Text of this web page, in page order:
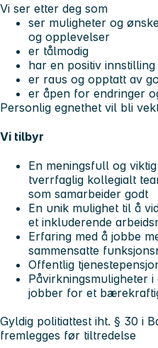
Vi ser etter deg som
ser muligheter og
og opplevelser
er tålmodig
har en positiv
er raus og opptatt av
er åpen for endringer
Personlig egnethet vil bli
Vi tilbyr
En meningsfull og
tverrfaglig kollegialt
som samarbeider godt
En unik mulighet til å
et inkluderende
Erfaring med å jobbe
sammensatte
Offentlig
Påvirkningsmuligheter
jobber for et
Gyldig politiattest iht. § 30 i
fremlegges før tiltredelse